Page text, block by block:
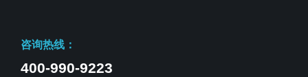
咨询热线：
400-990-9223